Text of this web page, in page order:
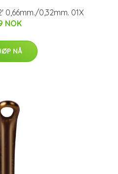
0,66mm./0,32mm. 01X
NOK
NÅ